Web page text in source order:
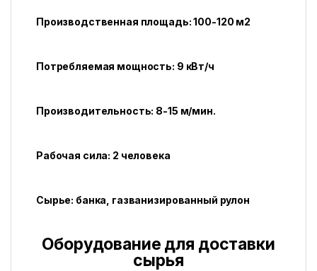
Производственная площадь: 100-120 м2
Потребляемая мощность: 9 кВт/ч
Производительность: 8-15 м/мин.
Рабочая сила: 2 человека
Сырье: банка, газванизированный рулон
Оборудование для доставки
сырья